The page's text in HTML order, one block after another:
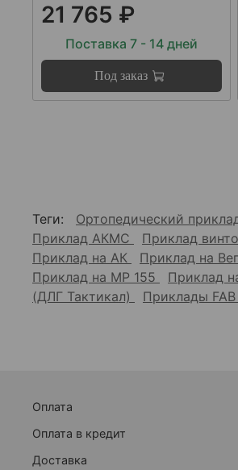
21 765 ₽
Поставка 7 - 14 дней
Под заказ
Теги: Ортопедический
Приклад АКМС
Приклад
Приклад на АК
Приклад на
Приклад на МР 155
Приклад
(ДЛГ Тактикал)
Приклады
Оплата
Оплата в кредит
Доставка